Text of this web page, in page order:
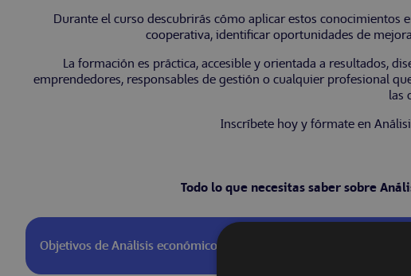
Durante el curso descubrirás cómo aplicar estos conocimientos
cooperativa, identificar oportunidades de
La formación es práctica, accesible y orientada a resultados,
emprendedores, responsables de gestión o cualquier profesional
las
Inscríbete hoy y fórmate en
Todo lo que necesitas saber sobre
Objetivos de Análisis económico – empresarial. Las cooperativas de